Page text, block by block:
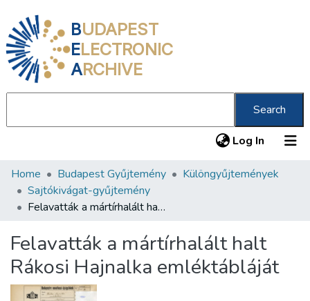
BUDAPEST
ELECTRONIC
ARCHIVE
Search
Log In (current)
Communities & Collections
All of DSpace
About us
Home Budapest Gyűjtemény
Különgyűjtemények
Sajtókivágat-gyűjtemény
Felavatták a mártírhalált halt Rákosi Hajnalka emléktábláját
Felavatták a mártírhalált halt
Rákosi Hajnalka emléktábláját